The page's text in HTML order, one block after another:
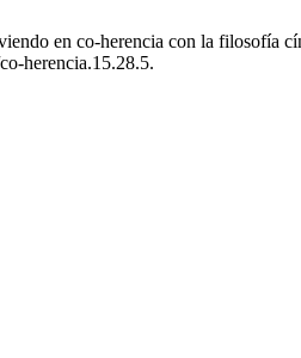
en co-herencia con la filosofía
herencia.15.28.5.